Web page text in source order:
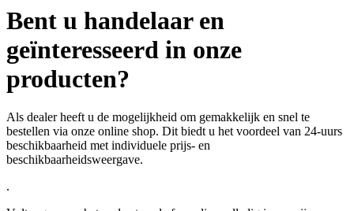
Bent u handelaar en
geïnteresseerd in onze
producten?
Als dealer heeft u de mogelijkheid om gemakkelijk en snel te
bestellen via onze online shop. Dit biedt u het voordeel van 24-uurs
beschikbaarheid met individuele prijs- en
beschikbaarheidsweergave.
.